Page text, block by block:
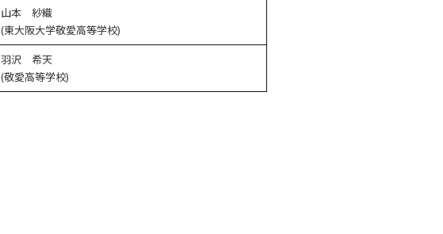
山本 紗織
(東大阪大学敬愛高等学校)
羽沢 希天
(敬愛高等学校)